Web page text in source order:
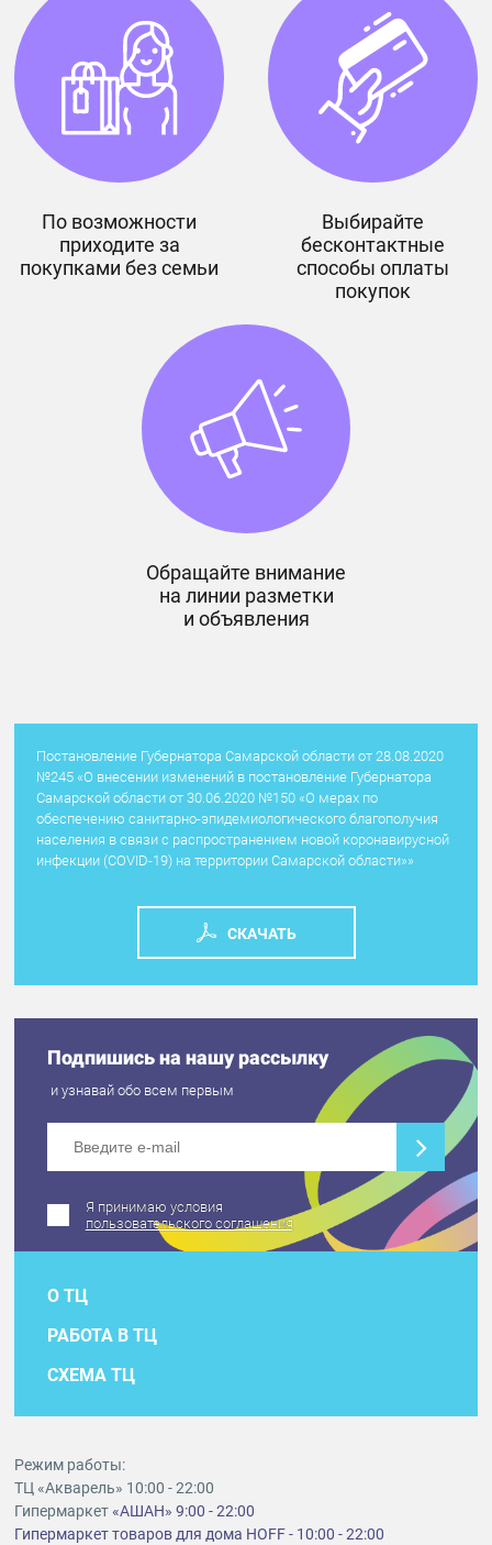
По возможности
приходите за
покупками без семьи
Выбирайте
бесконтактные
способы оплаты
покупок
Обращайте внимание
на линии разметки
и объявления
Постановление Губернатора Самарской области от 28.08.2020
№245 «О внесении изменений в постановление Губернатора
Самарской области от 30.06.2020 №150 «О мерах по
обеспечению санитарно-эпидемиологического благополучия
населения в связи с распространением новой коронавирусной
инфекции (COVID-19) на территории Самарской области»»
CКАЧАТЬ
Подпишись на нашу рассылку
и узнавай обо всем первым
Я принимаю условия
пользовательского соглашения
О ТЦ
РАБОТА В ТЦ
СХЕМА ТЦ
Режим работы:
ТЦ «Акварель» 10:00 - 22:00
Гипермаркет«АШАН» 9:00 - 22:00
Гипермаркет товаров для дома HOFF - 10:00 - 22:00